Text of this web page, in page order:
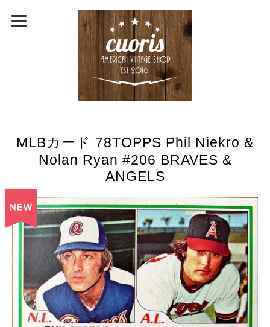
MLBカード 78TOPPS Phil Niekro &
Nolan Ryan #206 BRAVES &
ANGELS